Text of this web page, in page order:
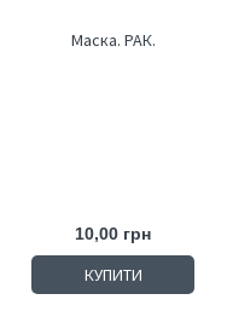
Маска. РАК.
10,00 грн
КУПИТИ